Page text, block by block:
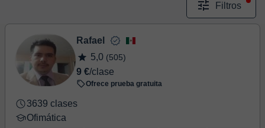
Filtros
Rafael
5,0 (505)
9 €/clase
Ofrece prueba gratuita
3639 clases
Ofimática